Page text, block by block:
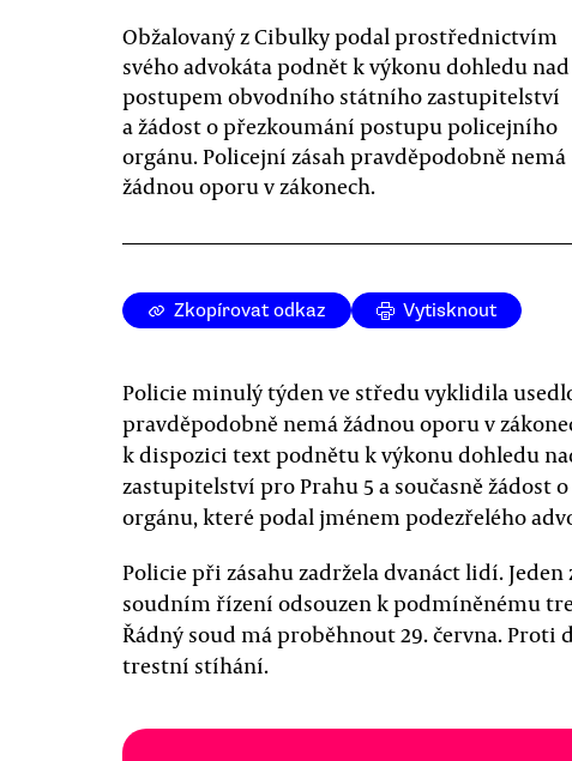
Obžalovaný z Cibulky podal prostřednictvím
svého advokáta podnět k výkonu dohledu nad
postupem obvodního státního zastupitelství
a žádost o přezkoumání postupu policejního
orgánu. Policejní zásah pravděpodobně nemá
žádnou oporu v zákonech.
Zkopírovat odkaz Vytisknout
Policie minulý týden ve středu vyklidila
pravděpodobně nemá žádnou oporu v
k dispozici text podnětu k výkonu dohledu
zastupitelství pro Prahu 5 a současně
orgánu, které podal jménem podezřelého
Policie při zásahu zadržela dvanáct lidí.
soudním řízení odsouzen k podmíněnému
Řádný soud má proběhnout 29. června.
trestní stíhání.